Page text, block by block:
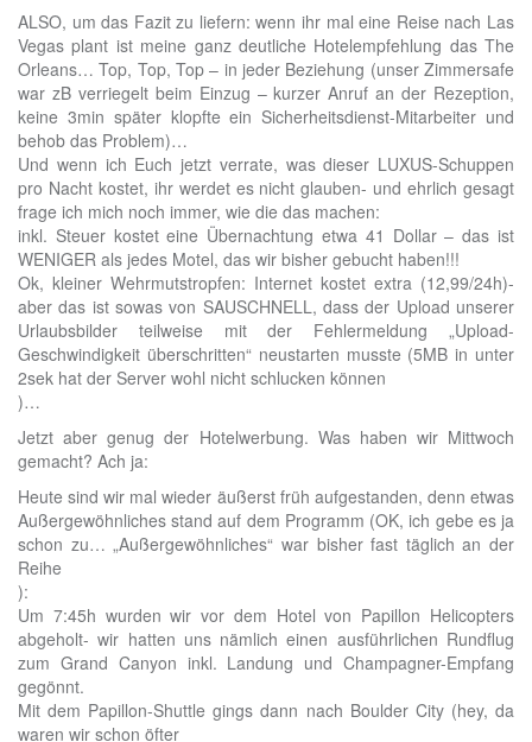
ALSO, um das Fazit zu liefern: wenn ihr mal eine Reise nach Las
Vegas plant ist meine ganz deutliche Hotelempfehlung das The
Orleans… Top, Top, Top – in jeder Beziehung (unser Zimmersafe
war zB verriegelt beim Einzug – kurzer Anruf an der Rezeption,
keine 3min später klopfte ein Sicherheitsdienst-Mitarbeiter und
behob das Problem)…
Und wenn ich Euch jetzt verrate, was dieser LUXUS-Schuppen
pro Nacht kostet, ihr werdet es nicht glauben- und ehrlich gesagt
frage ich mich noch immer, wie die das machen:
inkl. Steuer kostet eine Übernachtung etwa 41 Dollar – das ist
WENIGER als jedes Motel, das wir bisher gebucht haben!!!
Ok, kleiner Wehrmutstropfen: Internet kostet extra (12,99/24h)-
aber das ist sowas von SAUSCHNELL, dass der Upload unserer
Urlaubsbilder teilweise mit der Fehlermeldung „Upload-
Geschwindigkeit überschritten“ neustarten musste (5MB in unter
2sek hat der Server wohl nicht schlucken können
)…
Jetzt aber genug der Hotelwerbung. Was haben wir Mittwoch
gemacht? Ach ja:
Heute sind wir mal wieder äußerst früh aufgestanden, denn etwas
Außergewöhnliches stand auf dem Programm (OK, ich gebe es ja
schon zu… „Außergewöhnliches“ war bisher fast täglich an der
Reihe
):
Um 7:45h wurden wir vor dem Hotel von Papillon Helicopters
abgeholt- wir hatten uns nämlich einen ausführlichen Rundflug
zum Grand Canyon inkl. Landung und Champagner-Empfang
gegönnt.
Mit dem Papillon-Shuttle gings dann nach Boulder City (hey, da
waren wir schon öfter